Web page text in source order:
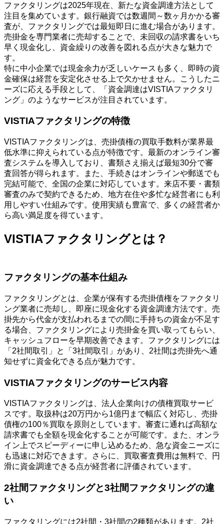
ファクタリングは2025年現在、新たな資金調達方法として
注目を集めています。銀行融資では数週間～数ヶ月かかる審
査が、ファクタリングでは最短即日に進む場合があります。
売掛金を専門業者に売却することで、未回収の請求書をいち
早く現金化し、資金繰りの改善を図れる点が大きな魅力で
す。
特に中小企業では現金余力が乏しいケースも多く、即時の資
金確保は経営を安定化させる上で欠かせません。こうしたニ
ーズに応える手段として、「資金調達はVISTIAファクタリ
ング」のようなサービスが注目されています。
VISTIAファクタリングの特徴
VISTIAファクタリングは、売掛債権の買取手数料が業界最
低水準に抑えられている点が特徴です。最新のオンライン審
査システムを導入しており、書類さえ揃えば最短30分で審
査回答が得られます。また、手続きはオンラインや郵送でも
完結可能で、全国の企業に対応しています。来店不要・書類
審査のみで契約できるため、地方在住や多忙な経営者にも利
用しやすい仕組みです。使用実績も豊富で、多くの経営者か
ら高い満足度を得ています。
VISTIAファクタリングとは？
ファクタリングの基本仕組み
ファクタリングとは、企業が保有する売掛債権をファクタリ
ング業者に売却し、即座に現金化する資金調達方法です。売
掛先から代金が支払われるまでの間に手持ちの資金が不足す
る場合、ファクタリングにより売掛金を買い取ってもらい、
キャッシュフローを早期改善できます。ファクタリングには
「2社間取引」と「3社間取引」があり、2社間は売掛先へ通
知せずに資金化できる点が魅力です。
VISTIAファクタリングのサービス内容
VISTIAファクタリングは、法人企業向けの債権買取サービ
スです。取扱枠は20万円から1億円まで幅広く対応し、売掛
債権の100％買取を原則としています。審査に通れば高額な
請求書でも全額を現金化することが可能です。また、オンラ
イン上でスピーディーに申し込めるため、急な資金ニーズに
も迅速に対応できます。さらに、買取審査費用は無料で、円
滑に資金調達できる点が経営者に評価されています。
2社間ファクタリングと3社間ファクタリングの違
い
ファクタリングには2社間・3社間の2種類があります。2社